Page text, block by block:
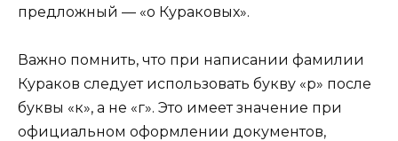
предложный — «о Кураковых».
Важно помнить, что при написании фамилии
Кураков следует использовать букву «р» после
буквы «к», а не «г». Это имеет значение при
официальном оформлении документов,